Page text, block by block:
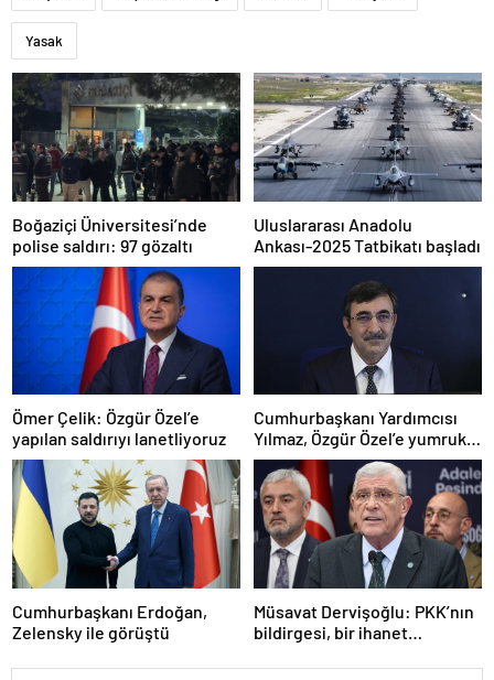
Yasak
Boğaziçi Üniversitesi’nde
polise saldırı: 97 gözaltı
Uluslararası Anadolu
Ankası-2025 Tatbikatı başladı
Ömer Çelik: Özgür Özel’e
yapılan saldırıyı lanetliyoruz
Cumhurbaşkanı Yardımcısı
Yılmaz, Özgür Özel’e yumruklu
saldırıyı kınadı
Cumhurbaşkanı Erdoğan,
Zelensky ile görüştü
Müsavat Dervişoğlu: PKK’nın
bildirgesi, bir ihanet